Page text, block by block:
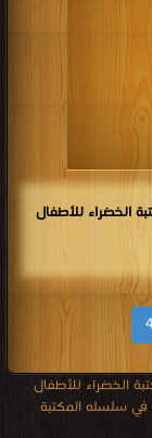
الخضراء للأطفال
4
الخضراء للأطفال ,
سلسله المكتبة